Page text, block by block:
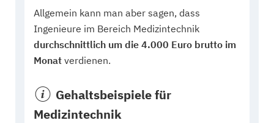
Allgemein kann man aber sagen, dass
Ingenieure im Bereich Medizintechnik
durchschnittlich um die 4.000 Euro brutto im
Monat verdienen.
Gehaltsbeispiele für
Medizintechnik